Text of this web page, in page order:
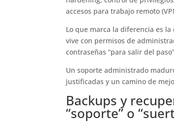
accesos para trabajo remoto
Lo que marca la diferencia es
vive con permisos de
contraseñas “para salir del
Un soporte administrado
justificadas y un camino de
Backups y
“soporte” o